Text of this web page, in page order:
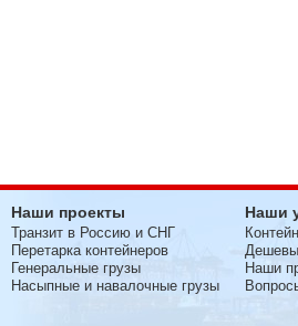
Наши проекты
Транзит в Россию и СНГ
Перетарка контейнеров
Генеральные грузы
Насыпные и навалочные грузы
Наши
Наши